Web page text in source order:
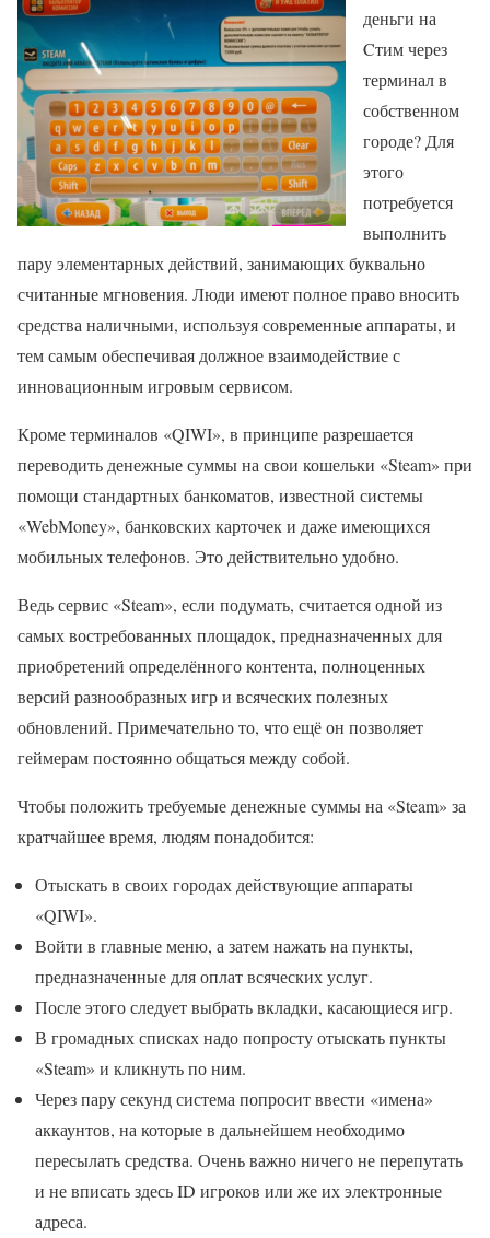
деньги на
Cтим через
терминал в
собственном
городе? Для
этого
потребуется
выполнить
пару элементарных действий, занимающих буквально
считанные мгновения. Люди имеют полное право вносить
средства наличными, используя современные аппараты, и
тем самым обеспечивая должное взаимодействие с
инновационным игровым сервисом.
Кроме терминалов «QIWI», в принципе разрешается
переводить денежные суммы на свои кошельки «Steam» при
помощи стандартных банкоматов, известной системы
«WebMoney», банковских карточек и даже имеющихся
мобильных телефонов. Это действительно удобно.
Ведь сервис «Steam», если подумать, считается одной из
самых востребованных площадок, предназначенных для
приобретений определённого контента, полноценных
версий разнообразных игр и всяческих полезных
обновлений. Примечательно то, что ещё он позволяет
геймерам постоянно общаться между собой.
Чтобы положить требуемые денежные суммы на «Steam» за
кратчайшее время, людям понадобится:
Отыскать в своих городах действующие аппараты
«QIWI».
Войти в главные меню, а затем нажать на пункты,
предназначенные для оплат всяческих услуг.
После этого следует выбрать вкладки, касающиеся игр.
В громадных списках надо попросту отыскать пункты
«Steam» и кликнуть по ним.
Через пару секунд система попросит ввести «имена»
аккаунтов, на которые в дальнейшем необходимо
пересылать средства. Очень важно ничего не перепутать
и не вписать здесь ID игроков или же их электронные
адреса.